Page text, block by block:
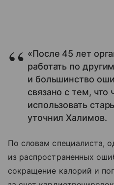
«После 45 лет
работать по
и большинство
связано с тем,
использовать
уточнил Халимов.
По словам специалиста,
из распространенных
сокращение калорий и